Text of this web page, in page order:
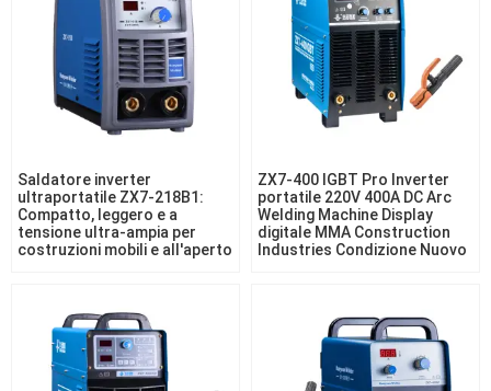
Saldatore inverter
ultraportatile ZX7-218B1:
Compatto, leggero e a
tensione ultra-ampia per
costruzioni mobili e all'aperto
ZX7-400 IGBT Pro Inverter
portatile 220V 400A DC Arc
Welding Machine Display
digitale MMA Construction
Industries Condizione Nuovo